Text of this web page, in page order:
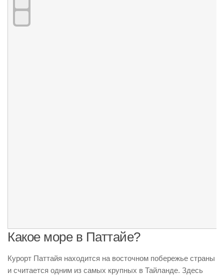
Какое море в Паттайе?
Курорт Паттайя находится на восточном побережье страны
и считается одним из самых крупных в Тайланде. Здесь